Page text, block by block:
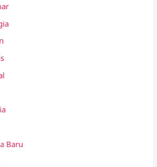
Baru